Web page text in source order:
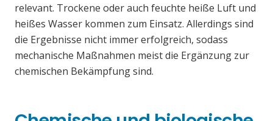
relevant. Trockene oder auch feuchte heiße Luft und
heißes Wasser kommen zum Einsatz. Allerdings sind
die Ergebnisse nicht immer erfolgreich, sodass
mechanische Maßnahmen meist die Ergänzung zur
chemischen Bekämpfung sind.